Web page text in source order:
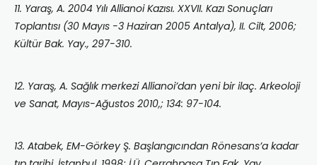
11. Yaraş, A. 2004 Yılı Allianoi Kazısı. XXVII. Kazı Sonuçları
Toplantısı (30 Mayıs -3 Haziran 2005 Antalya), II. Cilt, 2006;
Kültür Bak. Yay., 297-310.
12. Yaraş, A. Sağlık merkezi Allianoi’dan yeni bir ilaç. Arkeoloji
ve Sanat, Mayıs-Ağustos 2010,; 134: 97-104.
13. Atabek, EM-Görkey Ş. Başlangıcından Rönesans’a kadar